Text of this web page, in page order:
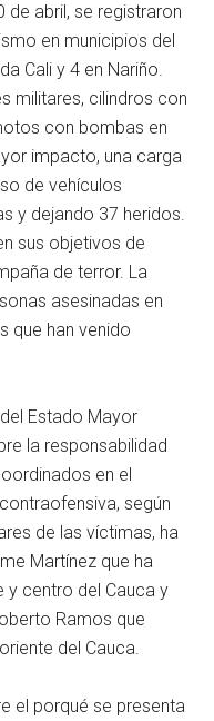
de abril, se registraron
en municipios del
Cali y 4 en Nariño.
militares, cilindros con
con bombas en
impacto, una carga
de vehículos
y dejando 37 heridos.
sus objetivos de
de terror. La
asesinadas en
que han venido
Estado Mayor
la responsabilidad
en el
según
de las víctimas, ha
Martínez que ha
y centro del Cauca y
Ramos que
del Cauca.
el porqué se presenta